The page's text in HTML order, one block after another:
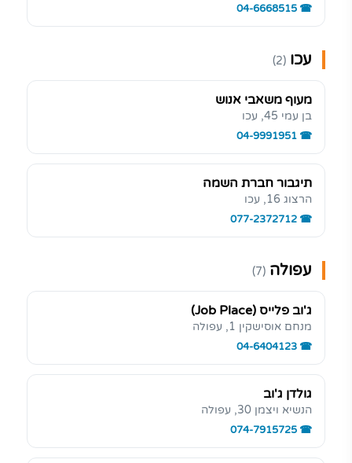
04-6668515
עכו (2)
מעוף משאבי אנוש
בן עמי 45, עכו
04-9991951
תיגבור חברת השמה
הרצוג 16, עכו
077-2372712
עפולה (7)
ג'וב פלייס (Job Place)
מנחם אוסישקין 1, עפולה
04-6404123
גולדן ג'וב
הנשיא ויצמן 30, עפולה
074-7915725